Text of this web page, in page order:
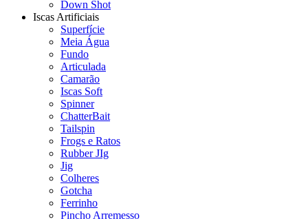
Down Shot
Iscas Artificiais
Superfície
Meia Água
Fundo
Articulada
Camarão
Iscas Soft
Spinner
ChatterBait
Tailspin
Frogs e Ratos
Rubber JIg
Jig
Colheres
Gotcha
Ferrinho
Pincho Arremesso